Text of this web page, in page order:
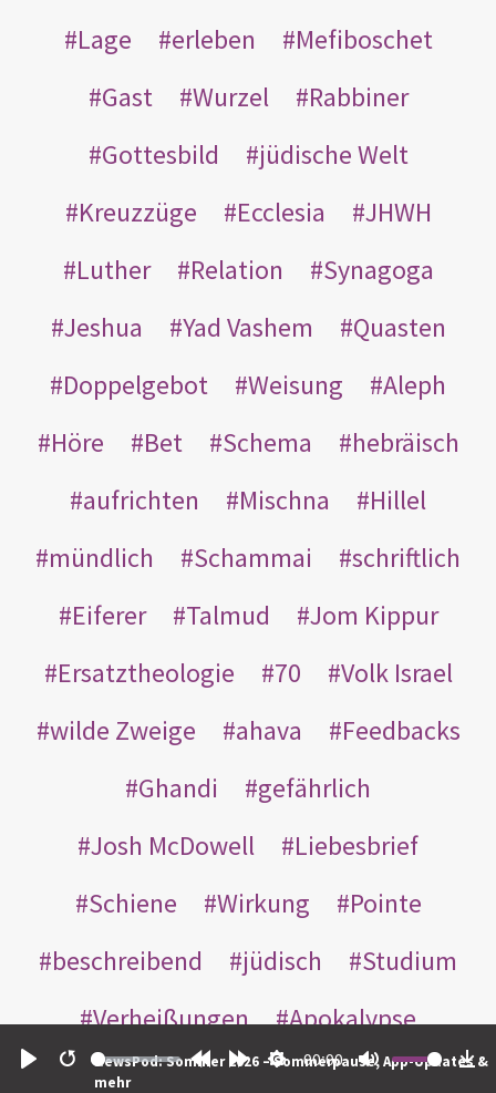
Restart
00:00
NewsPod: Sommer 2026 – Sommerpause, App-Updates &
mehr
Lage
erleben
Mefiboschet
Gast
Wurzel
Rabbiner
Gottesbild
jüdische Welt
Kreuzzüge
Ecclesia
JHWH
Luther
Relation
Synagoga
Jeshua
Yad Vashem
Quasten
Doppelgebot
Weisung
Aleph
Höre
Bet Schema
hebräisch
aufrichten
Mischna
Hillel
mündlich
Schammai
schriftlich
Eiferer
Talmud
Jom Kippur
Ersatztheologie
70
Volk Israel
wilde Zweige
ahava
Feedbacks
Ghandi
gefährlich
Josh McDowell
Liebesbrief
Schiene
Wirkung
Pointe
beschreibend
jüdisch
Studium
Verheißungen
Apokalypse
Bibelleseplan
Missverständnisse